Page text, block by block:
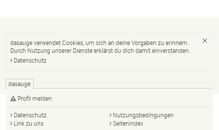
dasauge verwendet Cookies, um sich an deine Vorgaben zu erinnern.
Durch Nutzung unserer Dienste erklärst du dich damit einverstanden.
Datenschutz
dasauge
Profil melden
Datenschutz
Nutzungsbedingungen
Link zu uns
Seitenindex